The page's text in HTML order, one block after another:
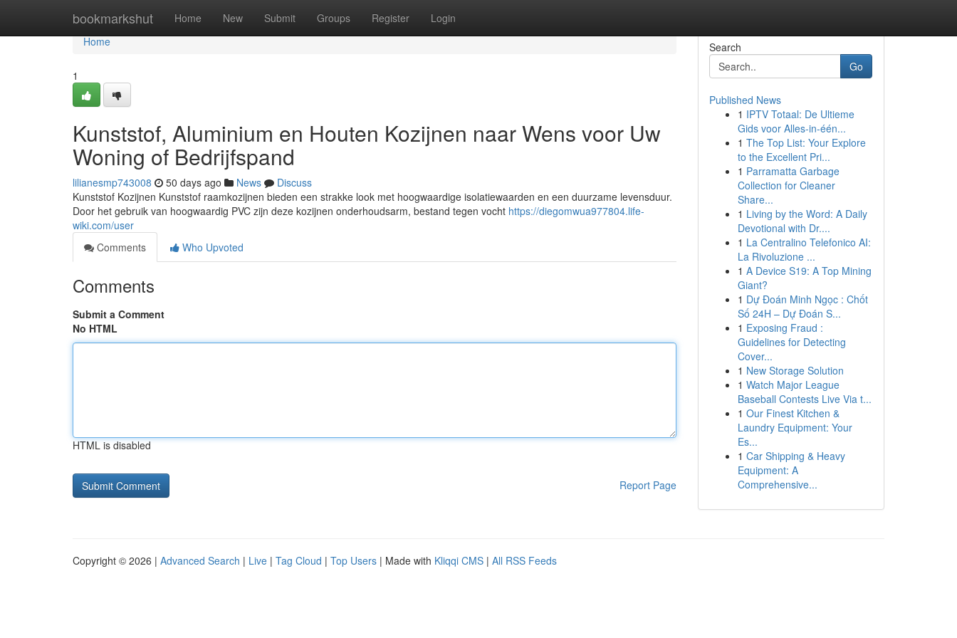
bookmarkshut Home New Submit Groups Register Login
Home
Home
1
Kunststof, Aluminium en Houten Kozijnen naar Wens voor Uw
Woning of Bedrijfspand
lilianesmp743008 50 days ago News
Discuss
Kunststof Kozijnen Kunststof raamkozijnen bieden een strakke look met hoogwaardige isolatiewaarden en een duurzame levensduur.
Door het gebruik van hoogwaardig PVC zijn deze kozijnen onderhoudsarm, bestand tegen vocht https://diegomwua977804.life-
wiki.com/user
Comments
Who Upvoted
Comments
Submit a Comment
No HTML
HTML is disabled
Report Page
Search
Go
Published News
1 IPTV Totaal: De Ultieme
Gids voor Alles-in-één...
1 The Top List: Your Explore
to the Excellent Pri...
1 Parramatta Garbage
Collection for Cleaner
Share...
1 Living by the Word: A Daily
Devotional with Dr....
1 La Centralino Telefonico AI:
La Rivoluzione ...
1 A Device S19: A Top Mining
Giant?
1 Dự Đoán Minh Ngọc : Chốt
Số 24H – Dự Đoán S...
1 Exposing Fraud :
Guidelines for Detecting
Cover...
1 New Storage Solution
1 Watch Major League
Baseball Contests Live Via t...
1 Our Finest Kitchen &
Laundry Equipment: Your
Es...
1 Car Shipping & Heavy
Equipment: A
Comprehensive...
Copyright © 2026 | Advanced Search | Live | Tag Cloud | Top Users | Made with Kliqqi CMS | All RSS Feeds